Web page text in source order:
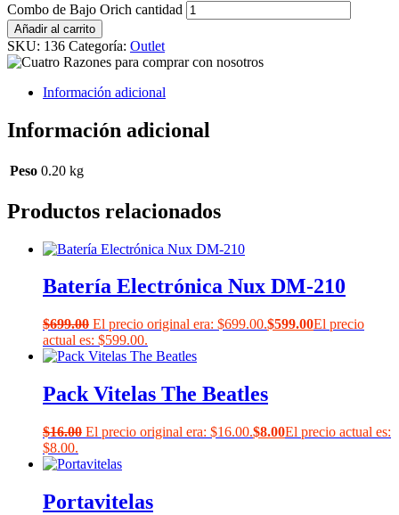
Combo de Bajo Orich cantidad
Añadir al carrito
SKU: 136 Categoría: Outlet
Información adicional
Información adicional
Peso 0.20 kg
Productos relacionados
Batería Electrónica Nux DM-210
$699.00 El precio original era: $699.00.$599.00El precio
actual es: $599.00.
Pack Vitelas The Beatles
$16.00 El precio original era: $16.00.$8.00El precio actual es:
$8.00.
Portavitelas